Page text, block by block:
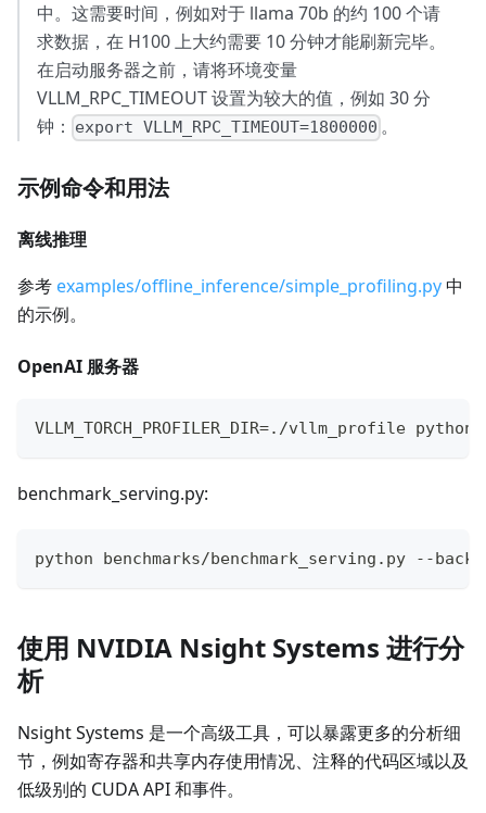
中。这需要时间，例如对于 llama 70b 的约 100 个请
求数据，在 H100 上大约需要 10 分钟才能刷新完毕。
在启动服务器之前，请将环境变量
VLLM_RPC_TIMEOUT 设置为较大的值，例如 30 分
钟：
export VLLM_RPC_TIMEOUT=1800000 。
示例命令和用法
离线推理
参考 examples/offline_inference/simple_profiling.py中
的示例。
OpenAI 服务器
VLLM_TORCH_PROFILER_DIR=./vllm_profile
benchmark_serving.py:
python benchmarks/benchmark_serving.py --
使用 NVIDIA Nsight Systems 进行分
析
Nsight Systems 是一个高级工具，可以暴露更多的分析细
节，例如寄存器和共享内存使用情况、注释的代码区域以及
低级别的 CUDA API 和事件。